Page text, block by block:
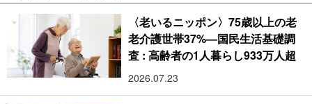
〈老いるニッポン〉75歳以上の老
老介護世帯37%―国民生活基礎調
査 : 高齢者の1人暮らし933万人超
2026.07.23